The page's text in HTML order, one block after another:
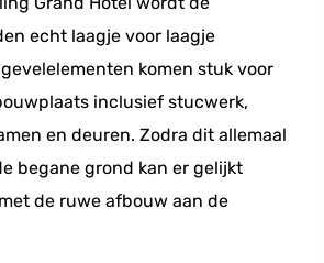
echt laagje voor laagje
komen stuk voor
inclusief stucwerk,
en deuren. Zodra dit allemaal
begane grond kan er gelijkt
de ruwe afbouw aan de